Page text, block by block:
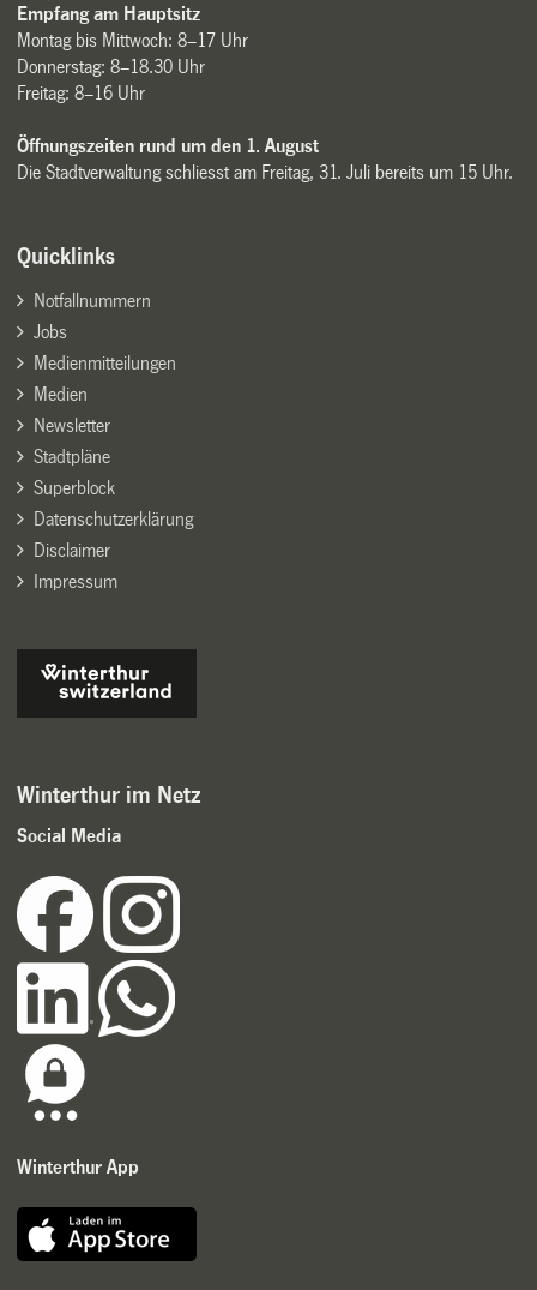
Empfang am Hauptsitz
Montag bis Mittwoch: 8–17 Uhr
Donnerstag: 8–18.30 Uhr
Freitag: 8–16 Uhr
Öffnungszeiten rund um den 1. August
Die Stadtverwaltung schliesst am Freitag, 31. Juli bereits um 15 Uhr.
Quicklinks
Notfallnummern
Jobs
Medienmitteilungen
Medien
Newsletter
Stadtpläne
Superblock
Datenschutzerklärung
Disclaimer
Impressum
Winterthur im Netz
Social Media
Winterthur App